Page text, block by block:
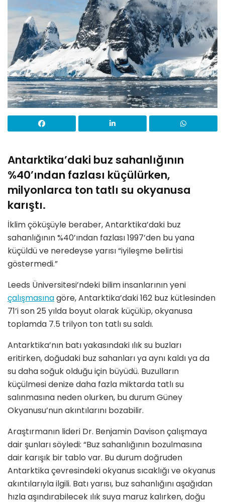
Antarktika’daki buz sahanlığının
%40’ından fazlası küçülürken,
milyonlarca ton tatlı su okyanusa
karıştı.
İklim çöküşüyle beraber, Antarktika’daki buz
sahanlığının %40’ından fazlası 1997’den bu yana
küçüldü ve neredeyse yarısı “iyileşme belirtisi
göstermedi.”
Leeds Üniversitesi’ndeki bilim insanlarının yeni
çalışmasınagöre, Antarktika’daki 162 buz kütlesinden
71’i son 25 yılda boyut olarak küçülüp, okyanusa
toplamda 7.5 trilyon ton tatlı su saldı.
Antarktika’nın batı yakasındaki ılık su buzları
eritirken, doğudaki buz sahanları ya aynı kaldı ya da
su daha soğuk olduğu için büyüdü. Buzulların
küçülmesi denize daha fazla miktarda tatlı su
salınmasına neden olurken, bu durum Güney
Okyanusu’nun akıntılarını bozabilir.
Araştırmanın lideri Dr. Benjamin Davison çalışmaya
dair şunları söyledi: “Buz sahanlığının bozulmasına
dair karışık bir tablo var. Bu durum doğruden
Antarktika çevresindeki okyanus sıcaklığı ve okyanus
akıntılarıyla ilgili. Batı yarısı, buz sahanlığını aşağıdan
hızla aşındırabilecek ılık suya maruz kalırken, doğu